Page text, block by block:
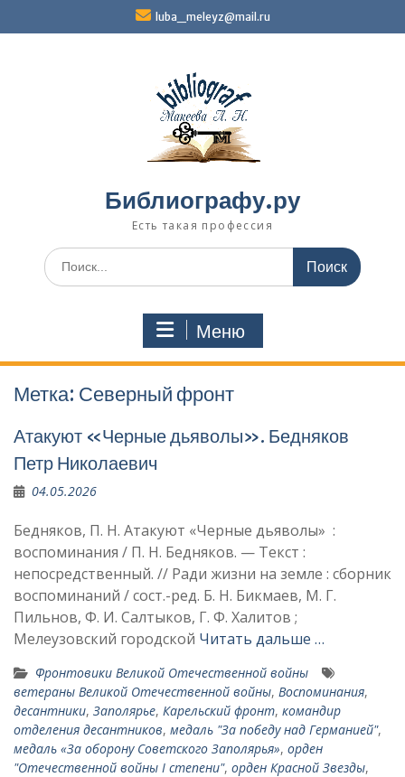
luba_meleyz@mail.ru
Библиографу.ру
Есть такая профессия
Поиск
по:
Меню
Метка: Северный фронт
Атакуют «Черные дьяволы». Бедняков
Петр Николаевич
04.05.2026
Бедняков, П. Н. Атакуют «Черные дьяволы» :
воспоминания / П. Н. Бедняков. — Текст :
непосредственный. // Ради жизни на земле : сборник
воспоминаний / сост.-ред. Б. Н. Бикмаев, М. Г.
Пильнов, Ф. И. Салтыков, Г. Ф. Халитов ;
Мелеузовский городской Читать дальше …
Фронтовики Великой Отечественной войны
ветераны Великой Отечественной войны, Воспоминания,
десантники, Заполярье, Карельский фронт, командир
отделения десантников, медаль "За победу над Германией",
медаль «За оборону Советского Заполярья», орден
"Отечественной войны I степени", орден Красной Звезды,